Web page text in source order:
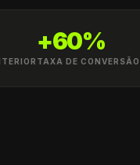
+60%
TAXA DE CONVERSÃO